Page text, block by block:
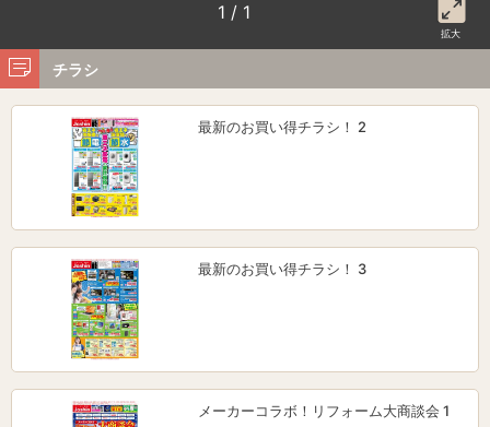
1 / 1
拡大
チラシ
最新のお買い得チラシ！ 2
最新のお買い得チラシ！ 3
メーカーコラボ！リフォーム大商談会 1